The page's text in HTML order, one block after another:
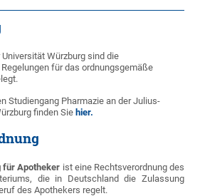
Würzburg sind die
für das ordnungsgemäße
Studiengang Pharmazie an der Julius-
finden Sie hier.
für Apotheker ist eine Rechtsverordnung des
die in Deutschland die Zulassung
des Apothekers regelt.